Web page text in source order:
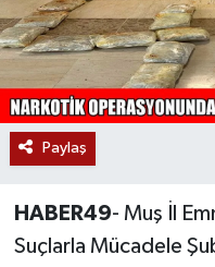
Paylaş
HABER49- Muş İl
Suçlarla Mücadele
Muş
Hasköy
Korkut